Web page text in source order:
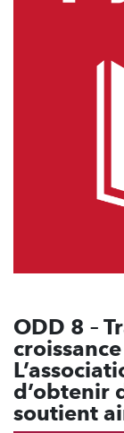
ODD 8 –
d’obtenir
soutient